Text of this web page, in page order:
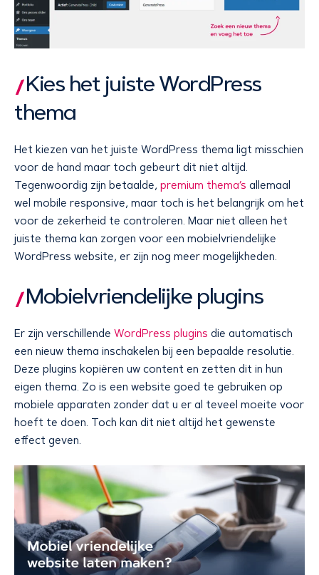
Kies het juiste WordPress
thema
Het kiezen van het juiste WordPress thema ligt misschien
voor de hand maar toch gebeurt dit niet altijd.
Tegenwoordig zijn betaalde, premium thema’s allemaal
wel mobile responsive, maar toch is het belangrijk om het
voor de zekerheid te controleren. Maar niet alleen het
juiste thema kan zorgen voor een mobielvriendelijke
WordPress website, er zijn nog meer mogelijkheden.
Mobielvriendelijke plugins
Er zijn verschillende WordPress plugins die automatisch
een nieuw thema inschakelen bij een bepaalde resolutie.
Deze plugins kopiëren uw content en zetten dit in hun
eigen thema. Zo is een website goed te gebruiken op
mobiele apparaten zonder dat u er al teveel moeite voor
hoeft te doen. Toch kan dit niet altijd het gewenste
effect geven.